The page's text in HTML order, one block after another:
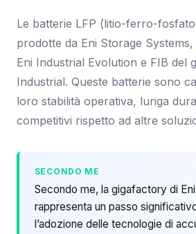
Le batterie LFP (litio-ferro-
prodotte da Eni Storage
Eni Industrial Evolution e FIB del
Industrial. Queste batterie sono
loro stabilità operativa, lunga
competitivi rispetto ad altre
SECONDO ME
Secondo me, la gigafactory di
rappresenta un passo
l’adozione delle tecnologie di